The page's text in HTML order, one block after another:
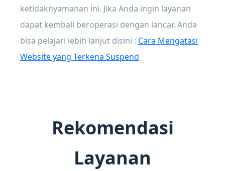
ketidaknyamanan ini. Jika Anda ingin layanan
dapat kembali beroperasi dengan lancar. Anda
bisa pelajari lebih lanjut disini : Cara Mengatasi
Website yang Terkena Suspend
Rekomendasi
Layanan